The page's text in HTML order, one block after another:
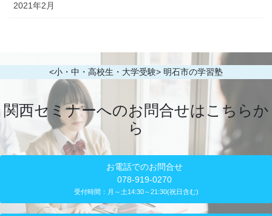
2021年2月
<小・中・高校生・大学受験> 明石市の学習塾
関西セミナーへのお問合せはこちらか
ら
お電話でのお問合せ
078-919-0270
受付時間：月～土14:30～21:30(祝日含む)